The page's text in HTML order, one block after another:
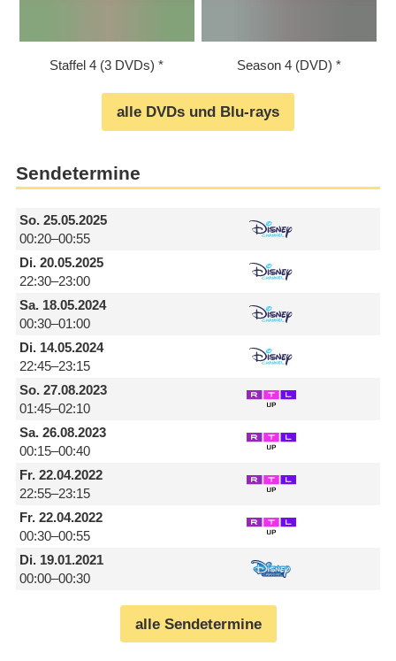
Staffel 4 (3 DVDs) Season 4 (DVD)
alle DVDs und Blu-rays
Sendetermine
So.25.05.2025
00:20–00:55
Di.20.05.2025
22:30–23:00
Sa.18.05.2024
00:30–01:00
Di.14.05.2024
22:45–23:15
So.27.08.2023
01:45–02:10
Sa.26.08.2023
00:15–00:40
Fr.22.04.2022
22:55–23:15
Fr.22.04.2022
00:30–00:55
Di.19.01.2021
00:00–00:30
alle Sendetermine